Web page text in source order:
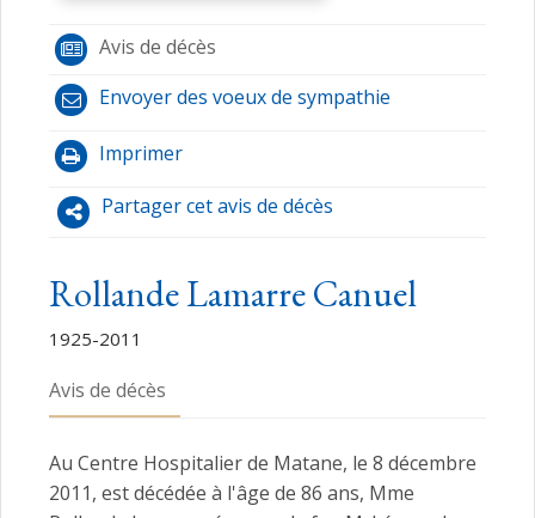
Avis de décès
Envoyer des voeux de sympathie
Imprimer
Partager cet avis de décès
Rollande Lamarre Canuel
1925-2011
Avis de décès
Au Centre Hospitalier de Matane, le 8 décembre
2011, est décédée à l'âge de 86 ans, Mme